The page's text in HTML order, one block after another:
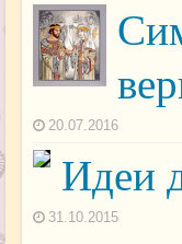
20.07.2016
Идеи
31.10.2015